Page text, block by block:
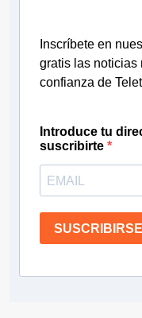
Inscríbete en
gratis las noticias
confianza de
Introduce tu
suscribirte
SUSCRIBIRSE